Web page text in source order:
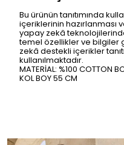
Bu ürünün tanıtımında
içeriklerinin
yapay zekâ
temel özellikler ve bilgiler
zekâ destekli içerikler
kullanılmaktadır.
MATERİAL: %100 COTTON
KOL BOY 55 CM